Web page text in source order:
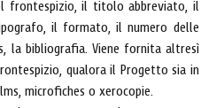
frontespizio, il titolo abbreviato, il
il formato, il numero delle
la bibliografia. Viene fornita altresì
qualora il Progetto sia in
microfiches o xerocopie.